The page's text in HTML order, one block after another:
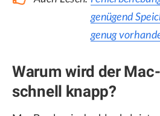
genügend
genug
Warum wird der
schnell knapp?